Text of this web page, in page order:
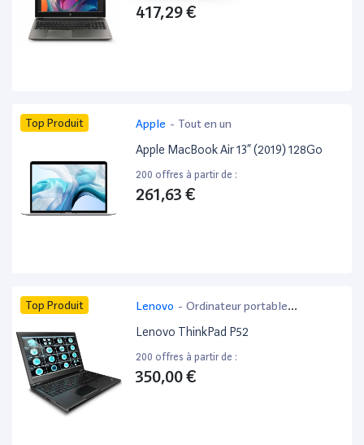
417,29 €
Top Produit Apple - Tout en un
Apple MacBook Air 13” (2019) 128Go
200 offres à partir de :
261,63 €
Top Produit Lenovo - Ordinateur portable
bureautique
Lenovo ThinkPad P52
200 offres à partir de :
350,00 €